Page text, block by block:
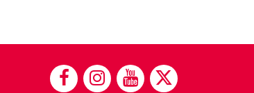
(öffnet in neuem Fenster)
(öffnet in neuem
(öffnet in(öffnet in